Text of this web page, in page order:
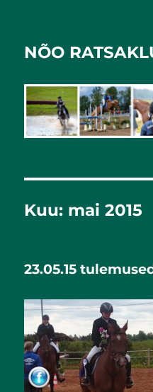
NÕO
Kuu: mai 2015
23.05.15